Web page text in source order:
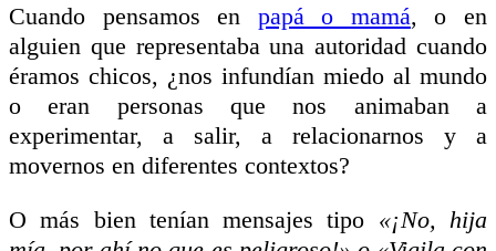
Cuando pensamos en papá o mamá, o en
alguien que representaba una autoridad cuando
éramos chicos, ¿nos infundían miedo al mundo
o eran personas que nos animaban a
experimentar, a salir, a relacionarnos y a
movernos en diferentes contextos?
O más bien tenían mensajes tipo «¡No, hija